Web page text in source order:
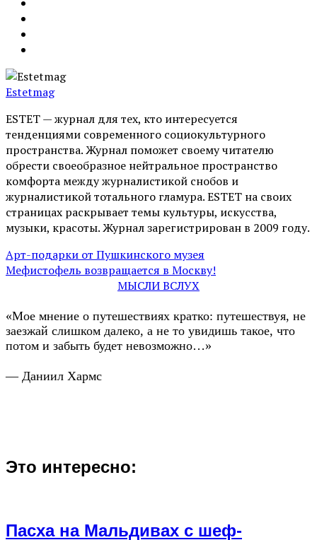
Estetmag
ESTET — журнал для тех, кто интересуeтся
тенденциями современного социокультурного
пространства. Журнал поможет своему читателю
обрести своеобразное нейтральное пространство
комфорта между журналистикой снобов и
журналистикой тотального гламура. ESTET на своих
страницах раскрывает темы культуры, искусства,
музыки, красоты. Журнал зарегистрирован в 2009 году.
Арт-подарки от Пушкинского музея
Мефистофель возвращается в Москву!
МЫСЛИ ВСЛУХ
«Мое мнение о путешествиях кратко: путешествуя, не
заезжай слишком далеко, а не то увидишь такое, что
потом и забыть будет невозможно…»
— Даниил Хармс
Это интересно:
Пасха на Мальдивах с шеф-